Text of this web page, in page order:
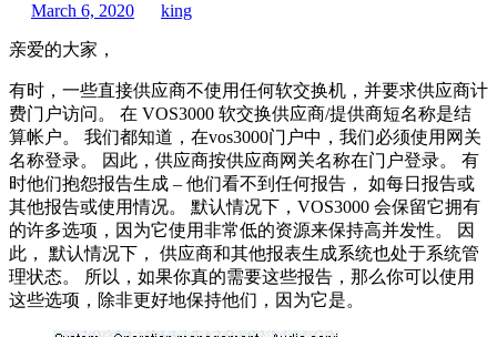
March 6, 2020 king
亲爱的大家，
有时，一些直接供应商不使用任何软交换机，并要求供应商计
费门户访问。 在 VOS3000 软交换供应商/提供商短名称是结
算帐户。 我们都知道，在vos3000门户中，我们必须使用网关
名称登录。 因此，供应商按供应商网关名称在门户登录。 有
时他们抱怨报告生成 – 他们看不到任何报告， 如每日报告或
其他报告或使用情况。 默认情况下，VOS3000 会保留它拥有
的许多选项，因为它使用非常低的资源来保持高并发性。 因
此， 默认情况下， 供应商和其他报表生成系统也处于系统管
理状态。 所以，如果你真的需要这些报告，那么你可以使用
这些选项，除非更好地保持他们，因为它是。